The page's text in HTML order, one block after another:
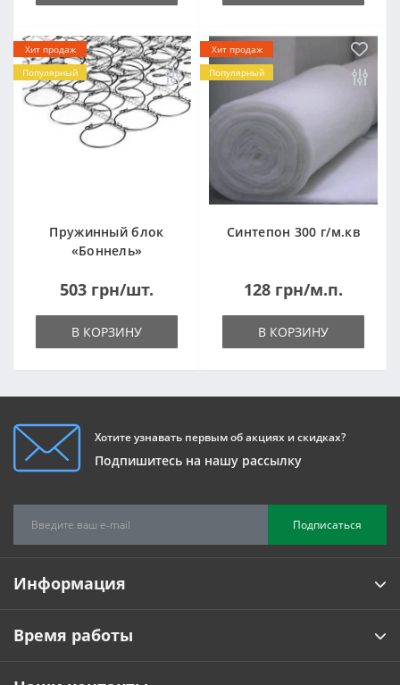
Хит продаж
Популярный
Пружинный блок
«Боннель»
503 грн/шт.
В КОРЗИНУ
Хит продаж
Популярный
Синтепон 300 г/м.кв
128 грн/м.п.
В КОРЗИНУ
Хотите узнавать первым об акциях и скидках?
Подпишитесь на нашу рассылку
Подписаться
Информация
Время работы